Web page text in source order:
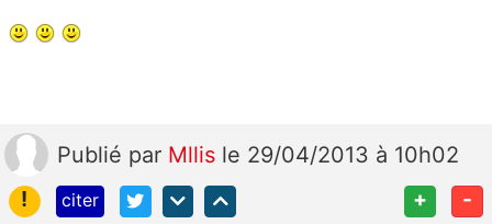
Publié par Mllis le 29/04/2013 à 10h02
!
citer + -